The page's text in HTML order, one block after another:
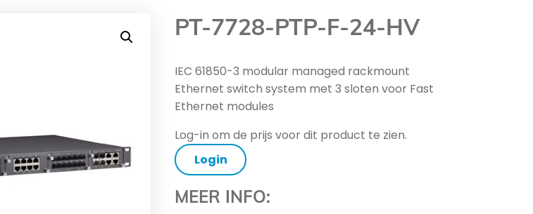
PT-7728-PTP-F-24-HV
IEC 61850-3 modular managed rackmount
Ethernet switch system met 3 sloten voor Fast
Ethernet modules
Log-in om de prijs voor dit product te zien.
Login
MEER INFO: